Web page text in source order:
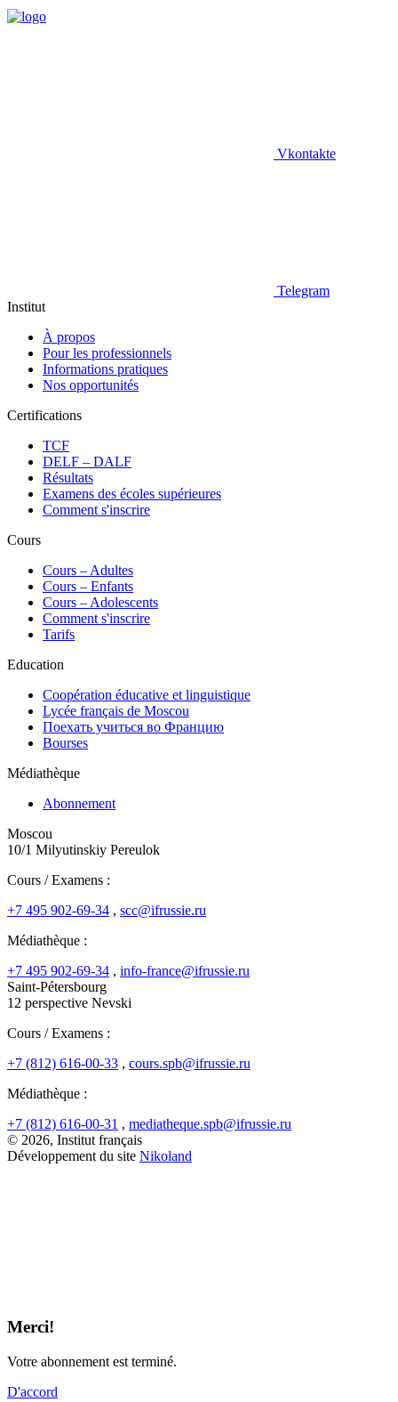
Vkontakte
Telegram
Institut
À propos
Pour les professionnels
Informations pratiques
Nos opportunités
Certifications
TCF
DELF – DALF
Résultats
Examens des écoles supérieures
Comment s'inscrire
Cours
Сours – Adultes
Cours – Enfants
Cours – Adolescents
Comment s'inscrire
Tarifs
Education
Coopération éducative et linguistique
Lycée français de Moscou
Поехать учиться во Францию
Bourses
Médiathèque
Abonnement
Moscou
10/1 Milyutinskiy Pereulok
Cours / Examens :
+7 495 902-69-34 , scc@ifrussie.ru
Médiathèque :
+7 495 902-69-34 , info-france@ifrussie.ru
Saint-Pétersbourg
12 perspective Nevski
Cours / Examens :
+7 (812) 616-00-33 , cours.spb@ifrussie.ru
Médiathèque :
+7 (812) 616-00-31 , mediatheque.spb@ifrussie.ru
© 2026, Institut français
Développement du site Nikoland
Merci!
Votre abonnement est terminé.
D'accord